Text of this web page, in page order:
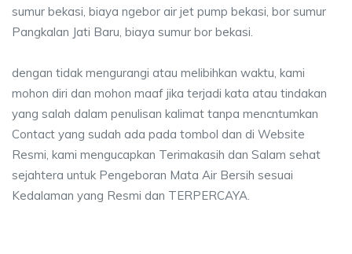
sumur bekasi, biaya ngebor air jet pump bekasi, bor sumur
Pangkalan Jati Baru, biaya sumur bor bekasi.
dengan tidak mengurangi atau melibihkan waktu, kami
mohon diri dan mohon maaf jika terjadi kata atau tindakan
yang salah dalam penulisan kalimat tanpa mencntumkan
Contact yang sudah ada pada tombol dan di Website
Resmi, kami mengucapkan Terimakasih dan Salam sehat
sejahtera untuk Pengeboran Mata Air Bersih sesuai
Kedalaman yang Resmi dan TERPERCAYA.